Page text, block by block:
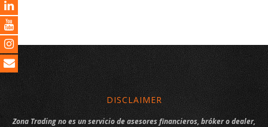
DISCLAIMER
Zona Trading no es un servicio de asesores financieros, bróker o dealer,